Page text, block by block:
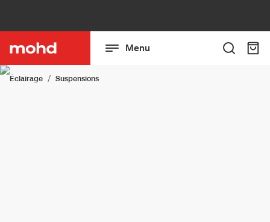
Menu
Éclairage Suspensions